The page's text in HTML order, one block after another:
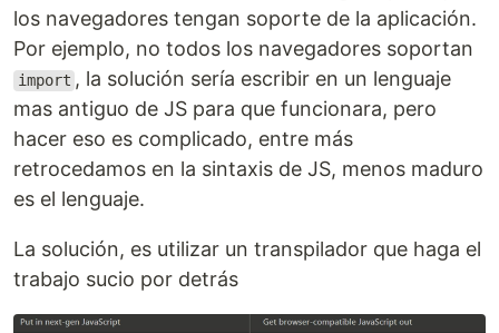
los navegadores tengan soporte de la aplicación.
Por ejemplo, no todos los navegadores soportan
import , la solución sería escribir en un lenguaje
mas antiguo de JS para que funcionara, pero
hacer eso es complicado, entre más
retrocedamos en la sintaxis de JS, menos maduro
es el lenguaje.
La solución, es utilizar un transpilador que haga el
trabajo sucio por detrás